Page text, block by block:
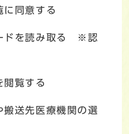
同意する
ドを読み取る ※認
覧する
送先医療機関の選